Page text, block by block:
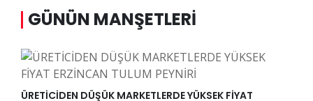
GÜNÜN MANŞETLERI
ÜRETİCİDEN DÜŞÜK MARKETLERDE YÜKSEK FİYAT